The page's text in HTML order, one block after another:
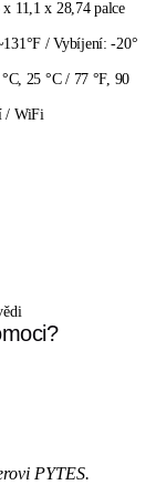
11,1 x 28,74 palce
/ Vybíjení: -20°
25 °C / 77 °F, 90
/ WiFi
PYTES.